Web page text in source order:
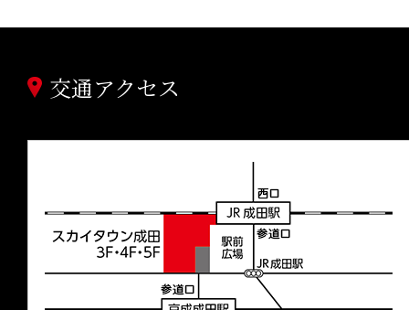
交通アクセス